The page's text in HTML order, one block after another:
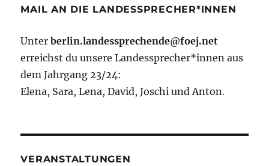
MAIL AN DIE LANDESSPRECHER*INNEN
Unterberlin.landessprechende@foej.net
erreichst du unsere Landessprecher*innen aus
dem Jahrgang 23/24:
Elena, Sara, Lena, David, Joschi und Anton.
VERANSTALTUNGEN